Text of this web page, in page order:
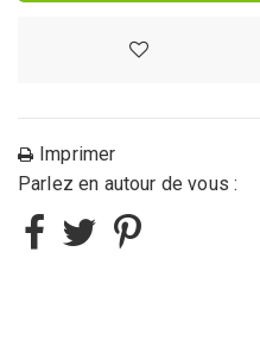
Imprimer
Parlez en autour de vous :